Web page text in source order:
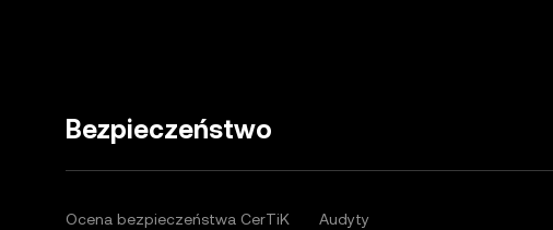
Bezpieczeństwo
Ocena bezpieczeństwa CerTiK Audyty